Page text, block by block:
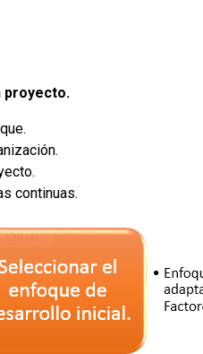
proyecto.
continuas.